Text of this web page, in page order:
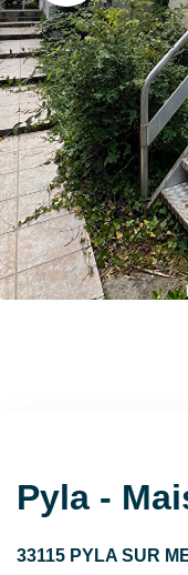
Pyla -
33115 PYLA SUR